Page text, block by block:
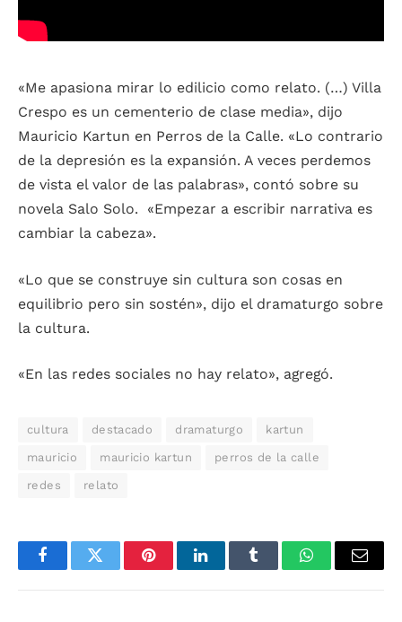
«Me apasiona mirar lo edilicio como relato. (…) Villa
Crespo es un cementerio de clase media», dijo
Mauricio Kartun en Perros de la Calle. «Lo contrario
de la depresión es la expansión. A veces perdemos
de vista el valor de las palabras», contó sobre su
novela Salo Solo. «Empezar a escribir narrativa es
cambiar la cabeza».
«Lo que se construye sin cultura son cosas en
equilibrio pero sin sostén», dijo el dramaturgo sobre
la cultura.
«En las redes sociales no hay relato», agregó.
cultura destacado dramaturgo kartun
mauricio mauricio kartun perros de la calle
redes relato
FacebookTwitter PinterestLinkedInTumblr WhatsAppEmail